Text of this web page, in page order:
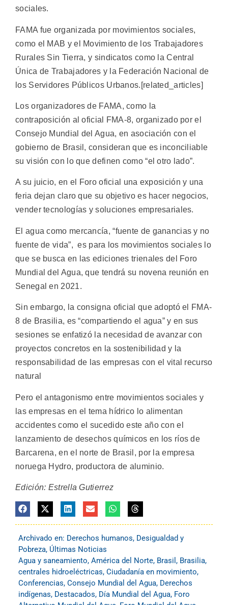
sociales.
FAMA fue organizada por movimientos sociales,
como el MAB y el Movimiento de los Trabajadores
Rurales Sin Tierra, y sindicatos como la Central
Única de Trabajadores y la Federación Nacional de
los Servidores Públicos Urbanos.[related_articles]
Los organizadores de FAMA, como la
contraposición al oficial FMA-8, organizado por el
Consejo Mundial del Agua, en asociación con el
gobierno de Brasil, consideran que es inconciliable
su visión con lo que definen como “el otro lado”.
A su juicio, en el Foro oficial una exposición y una
feria dejan claro que su objetivo es hacer negocios,
vender tecnologías y soluciones empresariales.
El agua como mercancía, “fuente de ganancias y no
fuente de vida”, es para los movimientos sociales lo
que se busca en las ediciones trienales del Foro
Mundial del Agua, que tendrá su novena reunión en
Senegal en 2021.
Sin embargo, la consigna oficial que adoptó el FMA-
8 de Brasilia, es “compartiendo el agua” y en sus
sesiones se enfatizó la necesidad de avanzar con
proyectos concretos en la sostenibilidad y la
responsabilidad de las empresas con el vital recurso
natural
Pero el antagonismo entre movimientos sociales y
las empresas en el tema hídrico lo alimentan
accidentes como el sucedido este año con el
lanzamiento de desechos químicos en los ríos de
Barcarena, en el norte de Brasil, por la empresa
noruega Hydro, productora de aluminio.
Edición: Estrella Gutierrez
Archivado en: Derechos humanos, Desigualdad y
Pobreza, Últimas Noticias
Agua y saneamiento, América del Norte, Brasil , Brasilia,
centrales hidroeléctricas, Ciudadanía en movimiento,
Conferencias, Consejo Mundial del Agua, Derechos
indígenas, Destacados, Día Mundial del Agua, Foro